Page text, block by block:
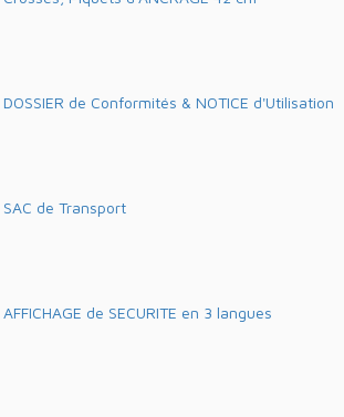
DOSSIER de Conformités & NOTICE d'Utilisation
SAC de Transport
AFFICHAGE de SECURITE en 3 langues